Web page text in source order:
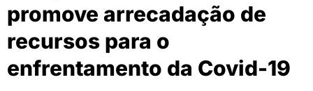
promove arrecadação de
recursos para o
enfrentamento da Covid-19